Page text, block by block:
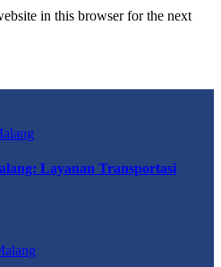
in this browser for the next
Layanan Transportasi